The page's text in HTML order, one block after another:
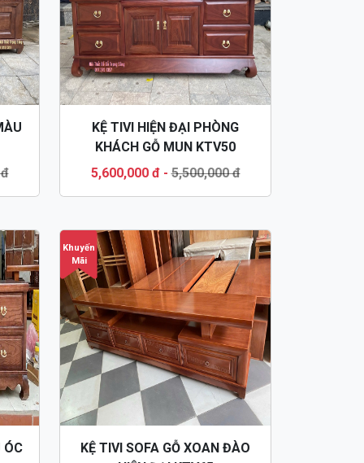
KỆ TIVI HIỆN ĐẠI PHÒNG
KHÁCH GỖ MUN KTV50
5,600,000 đ-5,500,000 đ
ÓC
Khuyến
Mãi
KỆ TIVI SOFA GỖ XOAN ĐÀO